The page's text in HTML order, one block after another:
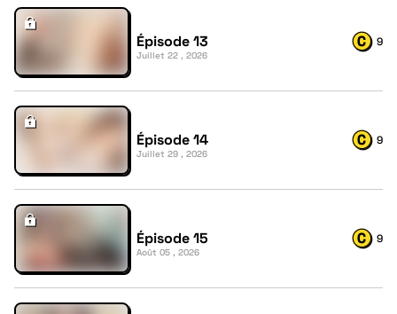
Épisode 13
Juillet 22 , 2026
9
Épisode 14
Juillet 29 , 2026
9
Épisode 15
Août 05 , 2026
9